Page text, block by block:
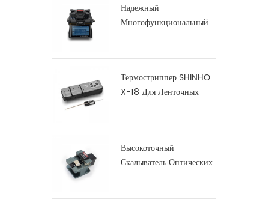
Надежный
Многофункциональный
Термостриппер SHINHO
X-18 Для Ленточных
Высокоточный
Скалыватель Оптических